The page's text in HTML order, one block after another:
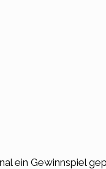
ein Gewinnspiel